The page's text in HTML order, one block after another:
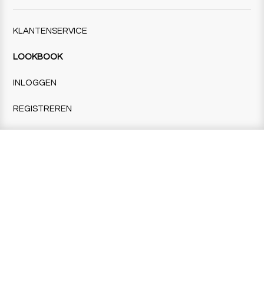
KLANTENSERVICE
LOOKBOOK
INLOGGEN
REGISTREREN